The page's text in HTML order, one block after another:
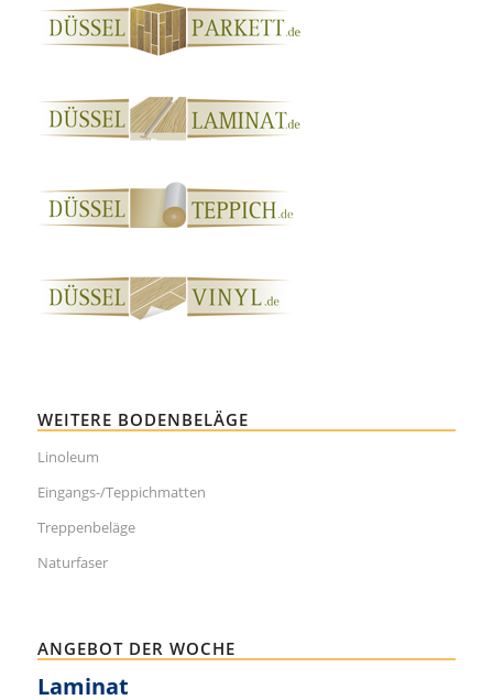
WEITERE BODENBELÄGE
Linoleum
Eingangs-/Teppichmatten
Treppenbeläge
Naturfaser
ANGEBOT DER WOCHE
Laminat